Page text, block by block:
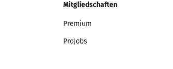
Mitgliedschaften
Premium
ProJobs